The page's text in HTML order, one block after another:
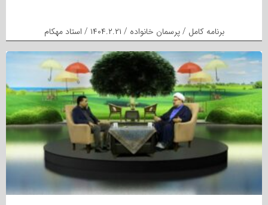
برنامه کامل / پرسمان خانواده / ۱۴۰۴.۲.۲۱ / استاد مهکام